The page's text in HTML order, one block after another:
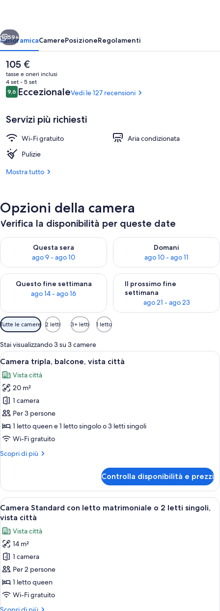
Camera tripla, balcone, vista città |
Avanti
59+
PanoramicaCamerePosizioneRegolamenti
Il
prezzo
attuale
è
105 €
105 €
tasse e oneri inclusi
4 set - 5 set
Recensioni
9,69,6 su 10
EccezionaleVedi le 127 recensioni
Servizi più richiesti
Wi-Fi gratuito
Aria condizionata
Pulizie
Mostra tutto
Opzioni della camera
Verifica la disponibilità per queste date
Questa sera
ago 9 - ago 10
Verifica la disponibilità per questa sera, ago 9 - ago 10
Domani
ago 10 - ago 11
Verifica la disponibilità per
Questo fine settimana
ago 14 - ago 16
Verifica la disponibilità per questo fine settimana, ago 14 -
Il prossimo fine
settimana
ago 21 - ago 23
Verifica la disponibilità per il
Filtri
disponibili
per
le
camere
Tutte le camere 2 letti 3+ letti 1 letto
Stai visualizzando 3 su 3 camere
Apri
tutte
le
foto
per
Camera
tripla,
balcone,
città
Una stanza con due letti singoli,
8
Camera tripla, balcone, vista città
Vista città
20 m²
1 camera
Per 3 persone
1 letto queen e 1 letto singolo o 3 letti singoli
Wi-Fi gratuito
Scopri di più
Altri
tripla,
balcone,
vista
città
Controlla disponibilità e prezzi
Apri
tutte
le
foto
per
Camera
Standard
con
letto
Un letto rifatto con due cuscini, un
8
Camera Standard con letto matrimoniale o 2 letti singoli,
vista città
Vista città
14 m²
1 camera
Per 2 persone
1 letto queen
Wi-Fi gratuito
Altri